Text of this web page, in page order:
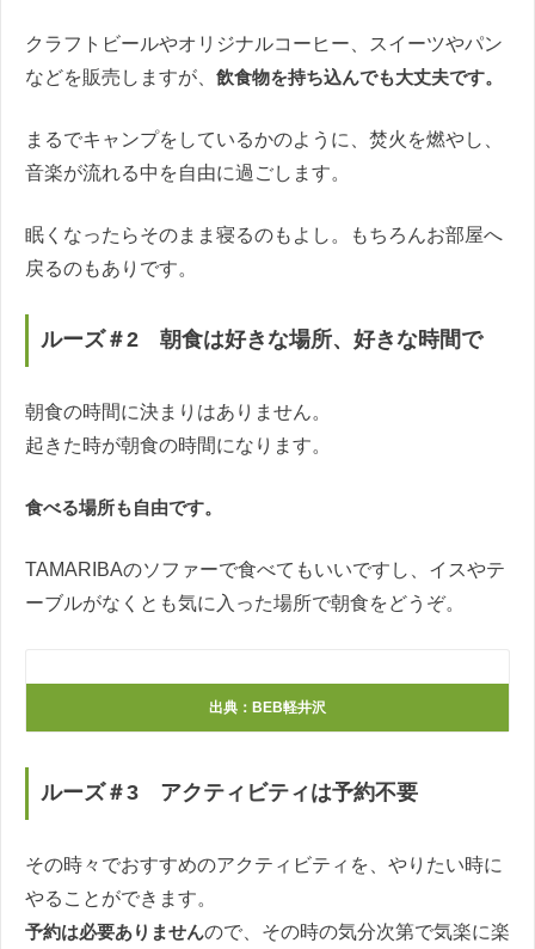
クラフトビールやオリジナルコーヒー、スイーツやパン
などを販売しますが、 飲食物を持ち込んでも大丈夫です。
まるでキャンプをしているかのように、焚火を燃やし、
音楽が流れる中を自由に過ごします。
眠くなったらそのまま寝るのもよし。もちろんお部屋へ
戻るのもありです。
ルーズ＃2 朝食は好きな場所、好きな時間で
朝食の時間に決まりはありません。
起きた時が朝食の時間になります。
食べる場所も自由です。
TAMARIBAのソファーで食べてもいいですし、イスやテ
ーブルがなくとも気に入った場所で朝食をどうぞ。
出典：BEB軽井沢
ルーズ＃3 アクティビティは予約不要
その時々でおすすめのアクティビティを、やりたい時に
やることができます。
予約は必要ありませんので、その時の気分次第で気楽に楽